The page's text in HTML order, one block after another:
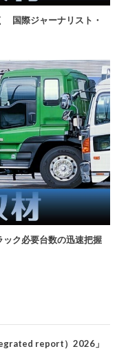
国際ジャーナリスト・
ック必要台数の迅速把握
report）2026」